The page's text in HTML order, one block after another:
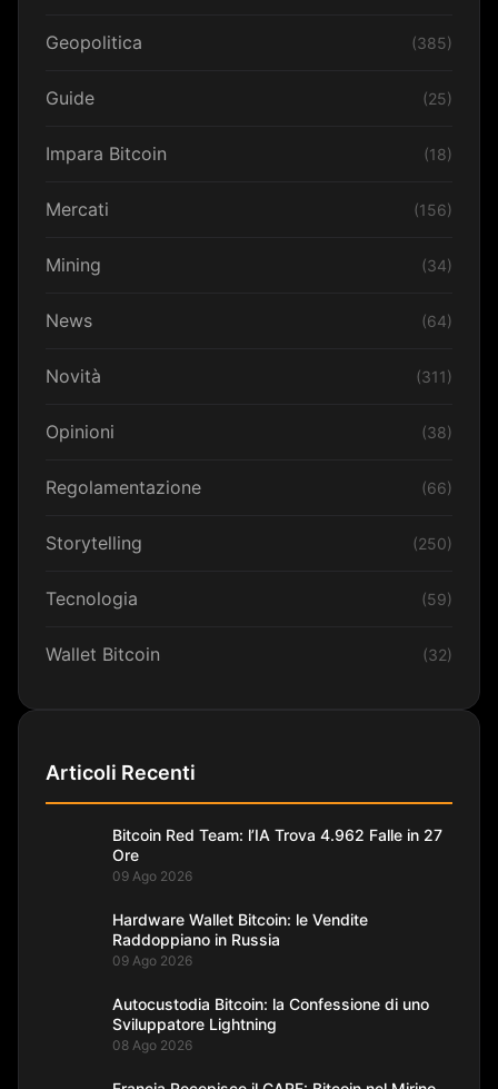
Geopolitica (385)
Guide (25)
Impara Bitcoin (18)
Mercati (156)
Mining (34)
News (64)
Novità (311)
Opinioni (38)
Regolamentazione (66)
Storytelling (250)
Tecnologia (59)
Wallet Bitcoin (32)
Articoli Recenti
Bitcoin Red Team: l’IA Trova 4.962 Falle in 27
Ore
09 Ago 2026
Hardware Wallet Bitcoin: le Vendite
Raddoppiano in Russia
09 Ago 2026
Autocustodia Bitcoin: la Confessione di uno
Sviluppatore Lightning
08 Ago 2026